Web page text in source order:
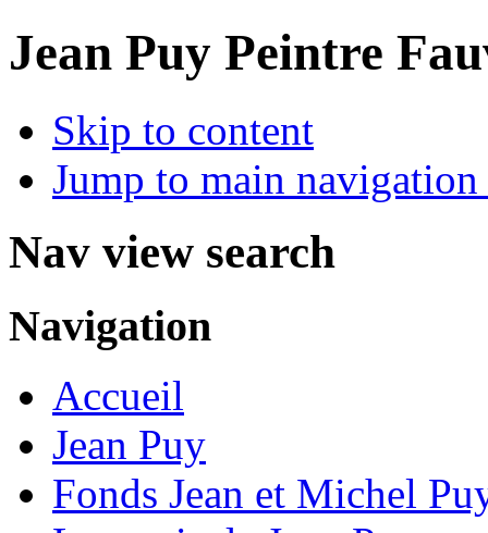
Jean Puy Peintre
Skip to content
Jump to main
Nav view search
Navigation
Accueil
Jean Puy
Fonds Jean et Michel